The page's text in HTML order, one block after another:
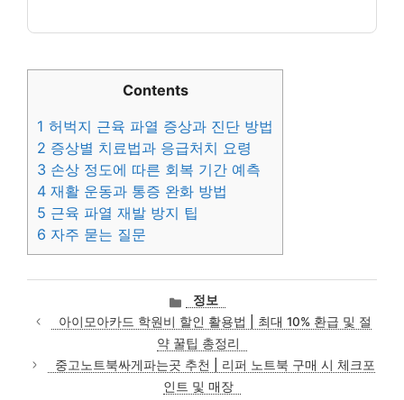
Contents
1 허벅지 근육 파열 증상과 진단 방법
2 증상별 치료법과 응급처치 요령
3 손상 정도에 따른 회복 기간 예측
4 재활 운동과 통증 완화 방법
5 근육 파열 재발 방지 팁
6 자주 묻는 질문
카
테
고
리
정보
아이모아카드 학원비 할인 활용법 | 최대 10% 환급 및 절
약 꿀팁 총정리
중고노트북싸게파는곳 추천 | 리퍼 노트북 구매 시 체크포
인트 및 매장